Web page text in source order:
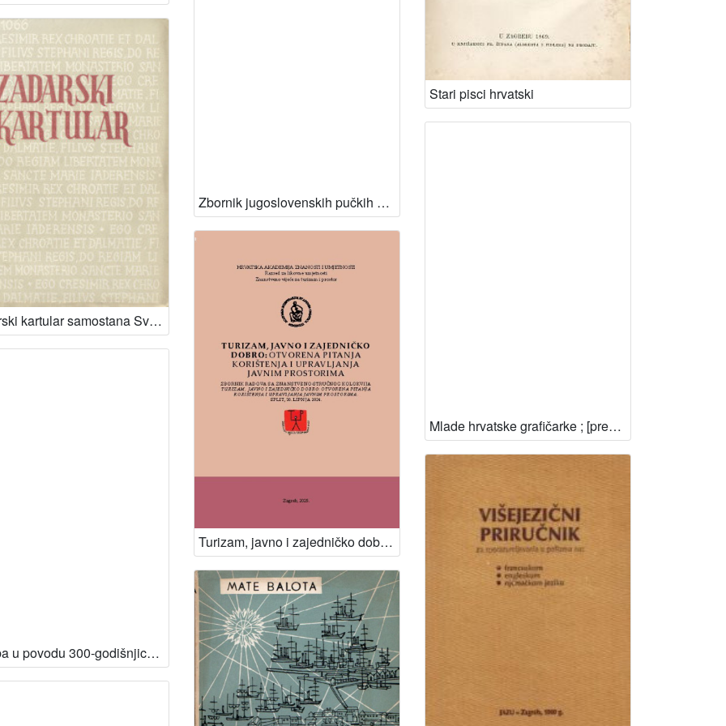
Stari pisci hrvatski
Zadarski kartular samostana Svete Marije = Chartulare Jadertinum monasterii Sanctae Mariae / uredio i popratio uvodnim historijskim, paleografskim, diplomatičkim, kronološkim, topografskim i muzičkim napomenama Viktor Novak = Digessit atque interpretationibus historicis, palaeographicis, diplomaticis, chronologicis, topographicis et musicis instruxit Viktor Novak
Zbornik jugoslovenskih pučkih popijevaka / ur. Milovan Gavazzi
Mlade hrvatske grafičarke ; [predgovor Marina Baričević ; urednica Slavica Marković ; odg. urednik Edo Murtić]
Izložba u povodu 300-godišnjice izdanja djela Ivana Luciusa-Lučića De regno Dalmatiae et Croatiae : 1666-1966 / [katalog priredili Miroslav Kurelac, Jakov Stipišić ; urednik Marko Kostrenčić]
Turizam, javno i zajedničko dobro: otvorena pitanja korištenja i upravljanja javnim prostorima : zbornik radova sa znanstveno-stručnog kolokvija Turizam, javno i zajedničko dobro: otvorena pitanja korištenja i upravljanja javnim prostorima, Split, 10. lipnja 2024. / [urednici Nikola Bašić, Lidija Petrić]